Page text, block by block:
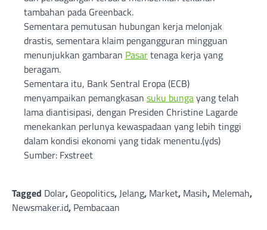
tambahan pada Greenback.
Sementara pemutusan hubungan kerja melonjak
drastis, sementara klaim pengangguran mingguan
menunjukkan gambaran Pasartenaga kerja yang
beragam.
Sementara itu, Bank Sentral Eropa (ECB)
menyampaikan pemangkasan suku bungayang telah
lama diantisipasi, dengan Presiden Christine Lagarde
menekankan perlunya kewaspadaan yang lebih tinggi
dalam kondisi ekonomi yang tidak menentu.(yds)
Sumber: Fxstreet
Tagged Dolar, Geopolitics, Jelang, Market, Masih, Melemah,
Newsmaker.id, Pembacaan